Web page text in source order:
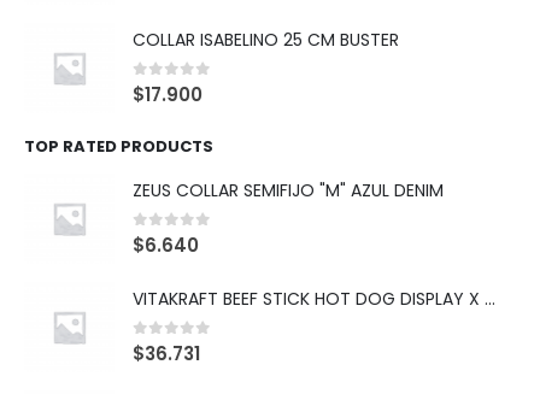
COLLAR ISABELINO 25 CM BUSTER
0out of 5
$17.900
TOP RATED PRODUCTS
ZEUS COLLAR SEMIFIJO "M" AZUL DENIM
0out of 5
$6.640
VITAKRAFT BEEF STICK HOT DOG DISPLAY X 10
0out of 5
$36.731